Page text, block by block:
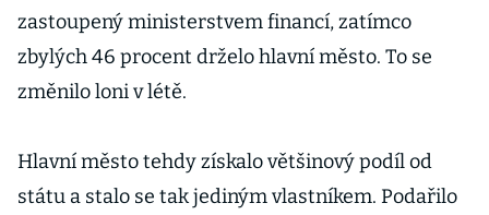
zastoupený ministerstvem financí, zatímco
zbylých 46 procent drželo hlavní město. To se
změnilo loni v létě.
Hlavní město tehdy získalo většinový podíl od
státu a stalo se tak jediným vlastníkem. Podařilo